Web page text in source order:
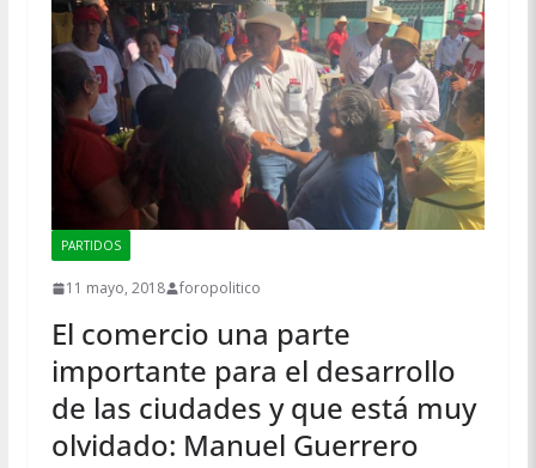
PARTIDOS
11 mayo, 2018 foropolitico
El comercio una parte
importante para el desarrollo
de las ciudades y que está muy
olvidado: Manuel Guerrero